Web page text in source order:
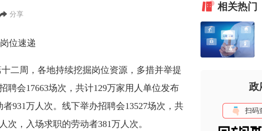
分享
岗位速递
二周，各地持续挖掘岗位资源，多措并举提
聘会17663场次，共计129万家用人单位发布
931万人次。线下举办招聘会13527场次，共
次，入场求职的劳动者381万人次。
相关热门
政
扫码